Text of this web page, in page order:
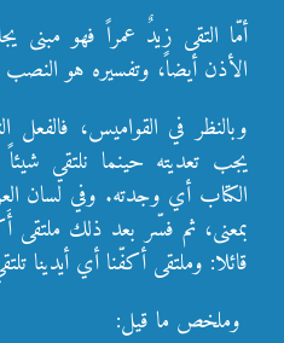
أمّا التقى زيدٌ عمراً فهو مبنى
الأذن أيضاً، وتفسيره هو
وبالنظر في القواميس، فالفعل
يجب تعديته حينما نلتقي
الكتاب أي وجدته. وفي لسان
بمعنى، ثم فسّر بعد ذلك ملتقى
قائلا: وملتقى أكفّنا أي أيدينا
وملخص ما قيل: